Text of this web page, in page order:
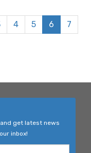
4 5 6
7
get latest news
inbox!